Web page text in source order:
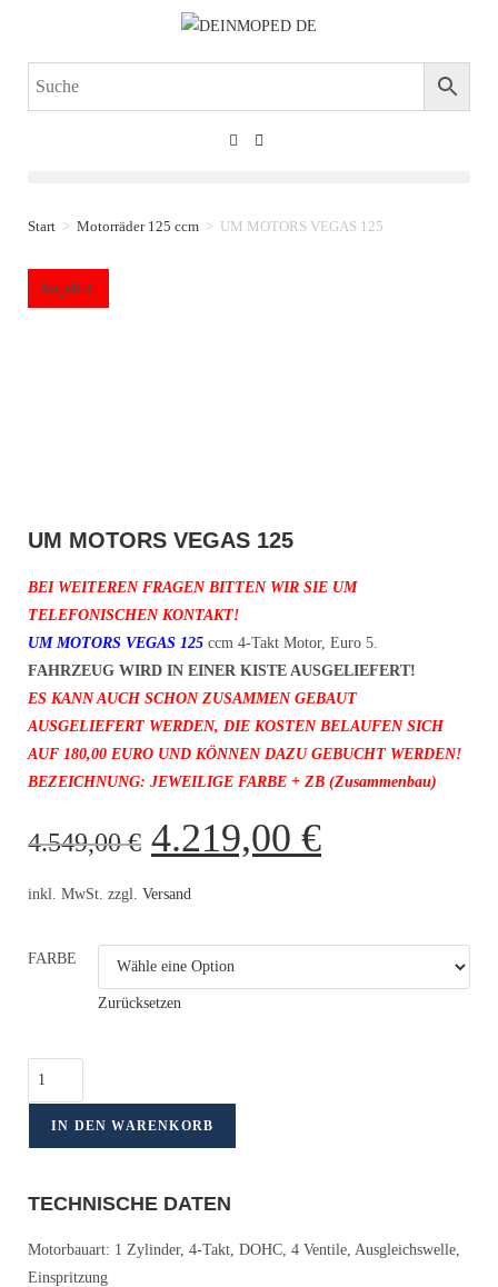
Start > Motorräder 125 ccm > UM MOTORS VEGAS 125
Angebot!
UM MOTORS VEGAS 125
BEI WEITEREN FRAGEN BITTEN WIR SIE UM
TELEFONISCHEN KONTAKT!
UM MOTORS VEGAS 125 ccm 4-Takt Motor, Euro 5.
FAHRZEUG WIRD IN EINER KISTE AUSGELIEFERT!
ES KANN AUCH SCHON ZUSAMMEN GEBAUT
AUSGELIEFERT WERDEN, DIE KOSTEN BELAUFEN SICH
AUF 180,00 EURO UND KÖNNEN DAZU GEBUCHT WERDEN!
BEZEICHNUNG: JEWEILIGE FARBE + ZB (Zusammenbau)
4.549,00€ 4.219,00 €
inkl. MwSt. zzgl. Versand
FARBE
Zurücksetzen
IN DEN WARENKORB
TECHNISCHE DATEN
Motorbauart: 1 Zylinder, 4-Takt, DOHC, 4 Ventile, Ausgleichswelle,
Einspritzung